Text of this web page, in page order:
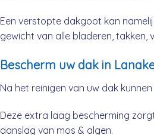
Een verstopte dakgoot kan
gewicht van alle bladeren, takken,
Bescherm uw dak in
Na het reinigen van uw dak
Deze extra laag bescherming
aanslag van mos & algen.